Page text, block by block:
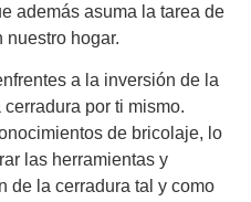
además asuma la tarea de
nuestro hogar.
a la inversión de la
por ti mismo.
de bricolaje, lo
las herramientas y
de la cerradura tal y como